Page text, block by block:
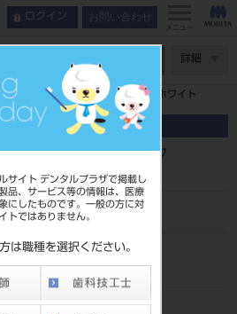
サイト デンタルプラザで掲載し
品、サービス等の情報は、医療
にしたものです。一般の方に対
トではありません。
は職種を選択ください。
ログイン お問い合わせ
メニュー
詳細
ムメタル ナチュラルフォーム ホワイト
せ
ナチュラルフォーム ホワ
品目コード
2068506971925LE
JAN/EANコード